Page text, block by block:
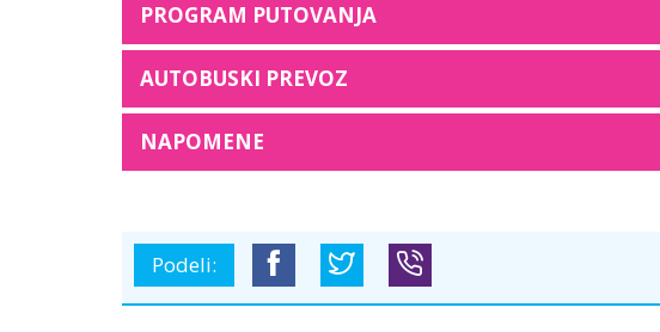
PROGRAM PUTOVANJA
AUTOBUSKI PREVOZ
NAPOMENE
Podeli: